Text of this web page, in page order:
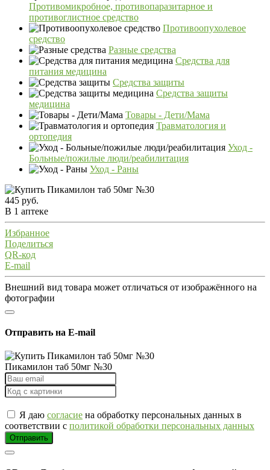
Противомикробное, противопаразитарное и
противоглистное средство
Противоопухолевое
средство
Разные средства
Средства для
питания медицина
Средства защиты
Средства защиты
медицина
Товары - Дети/Мама
Травматология и
ортопедия
Уход -
Больные/пожилые люди/реабилитация
Уход - Раны
445 руб.
В 1 аптеке
Избранное
Поделиться
QR-код
E-mail
Внешний вид товара может отличаться от изображённого на
фотографии
Отправить на E-mail
Пикамилон таб 50мг №30
Я даю согласие на обработку персональных данных в
соответствии с политикой обработки персональных данных
Отправить